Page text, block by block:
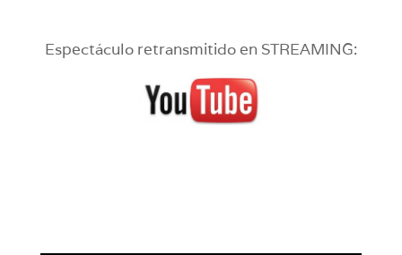
Espectáculo retransmitido en STREAMING: